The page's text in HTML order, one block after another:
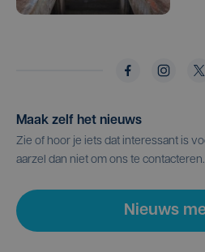
Maak zelf het nieuws
Zie of hoor je iets dat interessant is
aarzel dan niet om ons te contacteren.
Nieuws